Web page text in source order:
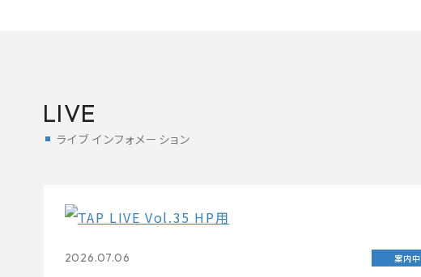
LIVE
ライブ インフォメーション
2026.07.06 案内中